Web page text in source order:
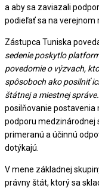
a aby sa zaviazali
podieľať sa na verejnom
Zástupca Tuniska
sedenie poskytlo
povedomie o výzvach,
spôsoboch ako posilniť
štátnej a miestnej
posilňovanie postavenia
podporu medzinárodnej
primeranú a účinnú
dotýkajú.
V mene základnej
právny štát, ktorý sa